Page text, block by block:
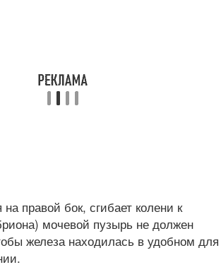
правой бок, сгибает колени к
мочевой пузырь не должен
железа находилась в удобном для